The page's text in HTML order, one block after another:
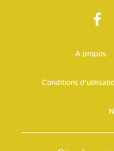
A propos
Conditions